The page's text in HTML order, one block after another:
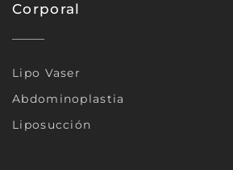
Corporal
Lipo Vaser
Abdominoplastia
Liposucción